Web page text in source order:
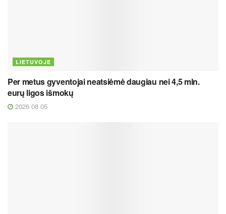
LIETUVOJE
Per metus gyventojai neatsiėmė daugiau nei 4,5 mln.
eurų ligos išmokų
2026 08 05